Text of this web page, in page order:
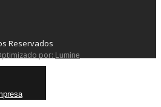
Reservados
por: Lumine